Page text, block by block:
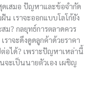
ดเสมอ ปัญหาและข้อจำกัด
เราจะออกแบบโลโก้ยัง
ม? กลยุทธ์การตลาดควร
าจะดึงดูดลูกค้าด้วยราคา
อได้? เพราะปัญหาเหล่านี้
ะเป็นนายตัวเอง เผชิญ